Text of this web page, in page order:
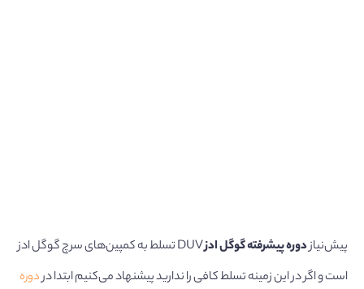
پیش‌نیازدوره پیشرفته گوگل ادز
DUV تسلط به کمپین‌های سرچ گوگل ادز
است و اگر در این زمینه تسلط کافی را ندارید پیشنهاد می‌کنیم ابتدا دردوره